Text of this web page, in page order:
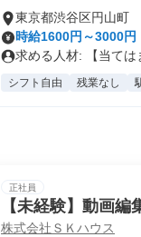
東京都渋谷区円山町
時給1600円～3000円
求める人材: 【当ては
シフト自由 残業なし
正社員
【未経験】動画編
株式会社ＳＫハウス